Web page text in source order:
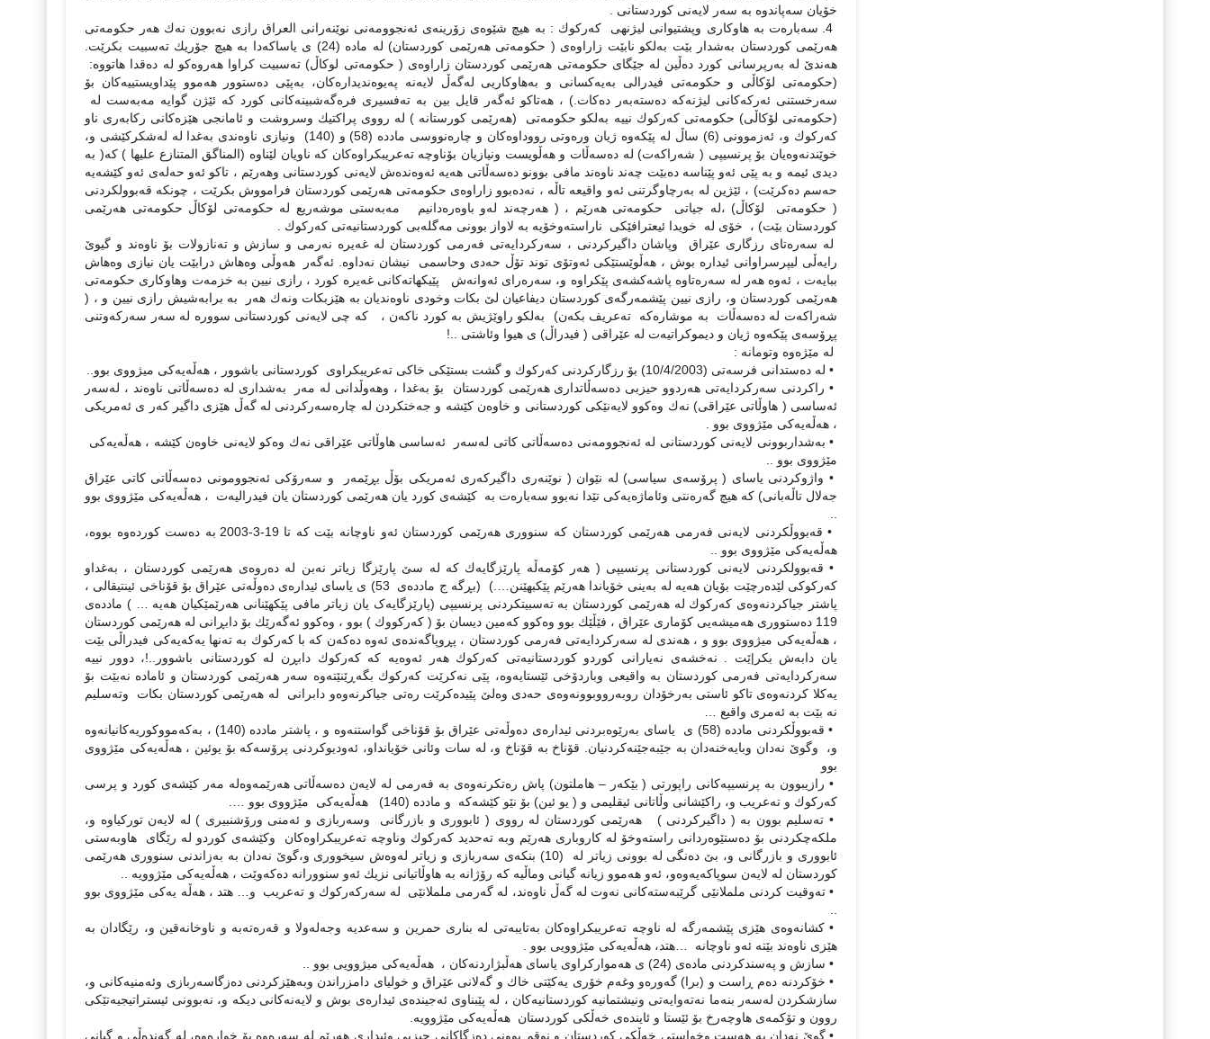
خۆیان سه‌پاندوه‌ به‌ سه‌ر لایه‌نی كوردستانی .
4. سه‌باره‌ت به‌ هاوكاری وپشتیوانی لیژنهی كه‌ركوك : به‌ هیچ شێوه‌ی‌ زۆرینه‌ی ئه‌نجوومه‌نی نوێنه‌رانی العراق رازی نه‌بوون نه‌ك هه‌ر حكومه‌تی
هه‌رێمی كوردستان به‌شدار بێت به‌لكو نابێت زاراوه‌ی ( حكومه‌تی هه‌رێمی كوردستان) له‌ ماده‌ (24) ی یاساكه‌دا ‌به‌ هیچ جۆریك ته‌سبیت بكرێت.
هه‌ندێ له‌ به‌رپرسانی كورد ده‌ڵین له‌ جێگای حكومه‌تی هه‌رێمی كوردستان زاراوه‌ی ( حكومه‌تی لوكاڵ) ته‌سبیت كراوا هه‌روه‌كو له‌ ده‌قدا هاتووه‌:
(حكومه‌تی لۆكاڵی و حكومه‌تی فیدرالی به‌یه‌كسانی و به‌هاوكاریی له‌گه‌ڵ لایه‌نه‌ په‌یوه‌ندیداره‌كان، به‌پێی ده‌ستوور هه‌موو پێداویستییه‌كان بۆ
سه‌رخستنی ئه‌ركه‌كانی لیژنه‌كه‌ ده‌سته‌به‌ر ده‌كات.) ، هه‌تاكو ئه‌گه‌ر قایل بین به‌ ته‌فسیری فره‌گه‌شبینه‌كانی كورد كه‌ ئێژن گوایه‌ مه‌به‌ست له‌
(حكومه‌تی لۆكاڵی) حكومه‌تی كه‌ركوك نییه‌ به‌لكو حكومه‌تی (هه‌رێمی كورستانه‌ ) له‌ رووی پراكتیك وسروشت و ئامانجی هێزه‌كانی ركابه‌ری ناو
كه‌ركوك و، ئه‌زموونی (6) ساڵ له‌ پێكه‌وه‌ ژیان وره‌وتی رووداوه‌كان و چاره‌نووسی مادده‌ (58) و (140) ونیازی ناوه‌ندی به‌غدا له‌ له‌شكركێشی و،
خوێندنه‌وه‌یان بۆ پرنسیپی ( شه‌راكه‌ت) له‌ ده‌سه‌ڵات و هه‌ڵویست ونیازیان بۆناوچه‌ ته‌عریبكراوه‌كان كه‌ ناویان لێناوه‌ (المناگق المتنازع علیها ) كه( به‌
دیدی ئیمه‌ و به‌ پێی ئه‌و پێناسه‌ ده‌بێت چه‌ند ناوه‌ند مافی بوونو ده‌سه‌ڵاتی هه‌یه‌ ئه‌وه‌نده‌ش لایه‌نی كوردستانی وهه‌رێم ، تاكو ئه‌و حه‌له‌ی ئه‌و كێشه‌یه‌
حه‌سم ده‌كرێت) ، ئێژین له‌ به‌رچاوگرتنی ئه‌و واقیعه‌ تاڵه‌ ، نه‌ده‌بوو زاراوه‌ی حكومه‌تی هه‌رێمی كوردستان فرامووش بكرێت ، چونكه‌ قه‌بوولكردنی
( حكومه‌تی لۆكاڵ) ،له‌ جیاتی حكومه‌تی هه‌رێم ، ( هه‌رچه‌ند له‌و باوه‌ره‌دانیم مه‌به‌ستی موشه‌ریع له‌ حكومه‌تی لۆكاڵ حكومه‌تی هه‌رێمی
كوردستان بێت) ، خۆی له‌ خویدا ئیعترافێكی ناراسته‌وخۆیه‌ به‌ لاواز بوونی مه‌گله‌بی كوردستانیه‌تی كه‌ركوك .
له‌ سه‌ره‌تای رزگاری عێراق وپاشان داگیركردنی ، سه‌ركردایه‌تی فه‌رمی كوردستان له‌ غه‌یره‌ نه‌رمی و سازش و ته‌نازولات بۆ ناوه‌ند و گیوێ
رایه‌ڵی لیپرسراوانی ئیداره‌ بوش ، هه‌ڵوێستێكی ئه‌وتۆی توند تۆڵ حه‌دی وحاسمی نیشان نه‌داوه‌. ئه‌گه‌ر ‌ هه‌وڵی وه‌هاش درابێت یان نیازی وه‌هاش
ببایه‌ت ، ئه‌وه‌ هه‌ر له‌ سه‌ره‌تاوه‌ پاشه‌كشه‌ی پێكراوه و، سه‌ره‌رای ئه‌وانه‌ش پێیكهاته‌كانی غه‌یره‌ كورد ، رازی نیین به‌ خزمه‌ت وهاوكاری حكومه‌تی
هه‌رێمی كوردستان و، رازی نیین پێشمه‌رگه‌ی كوردستان دیفاعیان لێ بكات وخودی ناوه‌ندیان به‌ هێزبكات ونه‌ك هه‌ر به‌ برابه‌شیش رازی نیین و ، (
شه‌راكه‌ت له‌ ده‌سه‌ڵات به‌ موشاره‌كه‌ ته‌عریف بكه‌ن) به‌لكو راوێژیش به‌ كورد ناكه‌ن ، كه‌ چی لایه‌نی كوردستانی سووره‌ له‌ سه‌ر سه‌ركه‌وتنی
پڕۆسه‌ی پێكه‌وه‌ ژیان و دیموكراتیه‌ت له‌ عێراقی ( فیدراڵ) ی هیوا وئاشتی ..!
له‌ مێژه‌وه‌‌ وتومانه‌ :
• له‌ ده‌ستدانی فرسه‌تی (10/4/2003) بۆ رزگاركردنی كه‌ركوك و گشت بستێكی خاكی ته‌عریبكراوی كوردستانی باشوور ، هه‌ڵه‌یه‌كی میژووی بوو..
• راكردنی سه‌ركردایه‌تی هه‌ردوو حیزبی ده‌سه‌ڵاتداری هه‌رێمی كوردستان بۆ به‌غدا ، وهه‌وڵدانی له‌ مه‌ر به‌شداری له‌ ده‌سه‌ڵاتی ناوه‌ند ، له‌سه‌ر
ئه‌ساسی ( هاوڵاتی عێراقی) نه‌ك وه‌كوو لایه‌نێكی كوردستانی و خاوه‌ن كێشه‌ و جه‌ختكردن له‌ چاره‌سه‌ركردنی له‌ گه‌ڵ هێزی داگیر كه‌ر ی ئه‌مریكی
، هه‌ڵه‌یه‌كی مێژووی بوو .
• به‌شداربوونی لایه‌نی كوردستانی له‌ ئه‌نجوومه‌نی ده‌سه‌ڵاتی كاتی له‌سه‌ر ئه‌ساسی هاوڵاتی عێراقی نه‌ك وه‌كو لایه‌نی خاوه‌ن كێشه‌ ، هه‌ڵه‌یه‌كی
مێژووی بوو ..
• واژوكردنی یاسای ( پرۆسه‌ی سیاسی) له‌ نێوان ( نوێنه‌ری داگیركه‌ری ئه‌مریكی بۆڵ بڕێمه‌ر و سه‌رۆكی ئه‌نجوومونی ده‌سه‌ڵاتی كاتی عێراق
جه‌لال تاڵه‌بانی) كه‌ هیچ گه‌ره‌نتی وئاماژه‌یه‌كی تێدا نه‌بوو سه‌باره‌ت به‌ ‌ كێشه‌ی كورد یان هه‌رێمی كوردستان یان فیدرالیه‌ت ، هه‌ڵه‌یه‌كی مێژووی بوو
• قه‌بووڵكردنی لایه‌نی فه‌رمی هه‌رێمی كوردستان كه‌ سنووری هه‌رێمی‌ كوردستان ئه‌و ناوچانه‌ بێت كه‌ تا 19-3-2003 به‌ ده‌ست كورده‌وه‌ بووه‌،
هه‌ڵه‌یه‌كی مێژووی بوو ..
• قه‌بوولكردنی لایه‌نی كوردستانی پرنسیپی ( هه‌ر كۆمه‌ڵه‌ پارێزگایه‌ك كه‌ له‌ سێ پارێزگا زیاتر نه‌بن له‌ ده‌روه‌ی هه‌رێمی كوردستان ، به‌غداو
كه‌‌ركوكی لێده‌رچێت بۆیان هه‌یه‌ له‌ به‌ینی خۆیاندا هه‌رێم پێكبهێنن….) (بڕگه‌ ج مادده‌ی 53) ی یاسای ئیداره‌ی ده‌وڵه‌تی عێراق بۆ قۆناخی ئینتیقالی ،
پاشتر جیاكردنه‌وه‌ی كه‌ركوك له‌ هه‌رێمی كوردستان به‌ ته‌سبیتكردنی پرنسیپی (پارێزگایەک یان زیاتر مافى پێکهێنانى هەرێمێکیان هەیە … ) مادده‌ی
119 ده‌ستووری هه‌میشه‌یی كۆماری عێراق ، فێڵێك بوو وه‌كوو كه‌مین دیسان بۆ ( كه‌ركووك ) بوو ، وه‌كوو ئه‌گه‌رێك بۆ دابڕانی له‌ هه‌رێمی كوردستان
، هه‌ڵه‌یه‌كی میژووی بوو و ، هه‌ندی له‌ سه‌ركردایه‌تی فه‌رمی كوردستان ، پڕوپاگه‌نده‌ی ئه‌وه‌ ده‌كه‌ن كه‌ با كه‌ركوك به‌ ته‌نها یه‌كه‌یه‌كی فیدراڵی بێت
یان دابه‌ش بكر|ێت . نه‌خشه‌ی‌ نه‌یارانی كوردو كوردستانیه‌تی كه‌ركوك هه‌ر ئه‌وه‌یه‌ كه‌ كه‌ركوك دابڕن له‌ كوردستانی باشوور..!، دوور نییه‌
سه‌ركردایه‌تی فه‌رمی كوردستان به‌ واقیعی وباردۆخی ئێستایه‌وه‌، پێی نه‌كرێت كه‌ركوك بگه‌ڕێنێته‌وه‌ سه‌ر هه‌رێمی كوردستان و ئاماده‌ نه‌بێت بۆ
یه‌كلا كردنه‌وه‌ی تاكو ئاستی به‌رخۆدان روبه‌رووبوونه‌وه‌ی حه‌دی‌ وه‌لێ پێیده‌كرێت ره‌تی جیاكرنه‌وه‌و دابرانی له‌ هه‌رێمی كوردستان بكات وته‌سلیم
نه‌ بێت به‌ ئه‌مری واقیع …
• قه‌بووڵكردنی مادده‌ (58) ی یاسای به‌رێوه‌بردنی ئیداره‌ی ده‌وڵه‌تی عێراق بۆ قۆناخی گواستنه‌وه‌ و ، پاشتر مادده‌ (140) ، به‌كه‌مووكوریه‌كانیانه‌وه‌
و، وگوێ نه‌دان و‌بایه‌‌خنه‌دان به‌ جێبه‌جێنه‌كردنیان. قۆناخ به‌ قۆناخ و، له‌ سات وئانی خۆیانداو، ئه‌ودیوكردنی پرۆسه‌كه‌ بۆ یوئین ، هه‌ڵه‌یه‌كی مێژووی
بوو
• رازیبوون به‌ پرنسیپه‌كانی راپورتی ( بێكه‌ر – هاملتون) پاش ره‌تكرنه‌وه‌ی به‌ فه‌رمی له‌ لایه‌ن ده‌سه‌ڵاتی هه‌رێمه‌وه‌له‌ مه‌ر كێشه‌ی كورد و پرسی
كه‌ركوك و ته‌عریب و، راكێشانی وڵاتانی ئیقلیمی و ( یو ئین) بۆ نێو كێشه‌كه‌ و مادده‌ (140) هه‌ڵه‌یه‌كی مێژووی بوو ….
• ته‌سلیم بوون به‌ ( داگیركردنی ) هه‌رێمی كوردستان له‌ رووی ( ئابووری و بازرگانی وسه‌ربازی و ئه‌منی ورۆشنبیری ) له‌ لایه‌ن توركیاوه و،
ملكه‌چكردنی بۆ ده‌ستێوه‌ردانی راسته‌وخۆ له‌ كاروباری هه‌رێم وبه‌ ته‌حدید كه‌ركوك وناوچه‌ ته‌عریبكراوه‌كان وكێشه‌ی كوردو له‌ رێگای هاوبه‌ستی
ئابووری و بازرگانی‌ و، بێ ده‌نگی له‌ بوونی زیاتر له‌ (10) بنكه‌ی سه‌ربازی و زیاتر له‌وه‌ش سیخووری و،گوێ نه‌دان به‌ به‌زاندنی سنووری هه‌رێمی
كوردستان له‌ لایه‌ن سوپاكه‌یه‌وه‌و، ئه‌و هه‌موو زیانه‌ گیانی وماڵیه‌ كه‌ رۆژانه به‌ هاوڵاتیانی نزیك ئه‌و سنوورانه ‌ده‌كه‌وێت ، هه‌ڵه‌یه‌كی مێژوویه‌ ..‌
• ته‌وقیت كردنی ململانێی گرێبه‌سته‌كانی نه‌وت له‌ گه‌ڵ ناوه‌ند، له‌ گه‌رمی ململانێی له‌ سه‌ركه‌ركوك و ته‌عریب و… هتد ، هه‌‌ڵه یه‌كی مێژووی بوو
• كشانه‌وه‌ی هێزی پێشمه‌رگه‌ له‌ ناوچه‌ ته‌عریبكراوه‌كان به‌تایبه‌تی له‌ بناری حمرین و سه‌عدیه‌ وجه‌له‌ولا و قه‌ره‌ته‌به‌ و ناوخانه‌قین و، رێگادان به‌
هێزی ناوه‌ند بێته‌ ئه‌و ناوچانه‌ …هتد، هه‌ڵه‌یه‌كی مێژوویی بوو .
• سازش و په‌سندكردنی ماده‌ی (24) ی هه‌مواركراوی یاسای هه‌ڵبژاردنه‌كان ، هه‌ڵه‌یه‌كی میژوویی بوو ..
• خۆكردنه‌ ده‌م ڕاست و (برا) گه‌و‌‌ره‌و وغه‌م خۆری یه‌كێتی خاك و گه‌لانی عێراق و خولیای دامزراندن وبه‌هێزكردنی ده‌زگاسه‌ربازی وئه‌منیه‌كانی و،
سازشكردن له‌سه‌ر بنه‌ما نه‌ته‌وایه‌تی ونیشتمانیه‌ كوردستانیه‌كان ، له‌ پێبناوی ئه‌جینده‌ی ئیداره‌ی بوش و لایه‌نه‌كانی دیكه‌ و، نه‌بوونی ئیستراتیجیه‌تێكی
روون و تۆكمه‌ی هاوچه‌رخ بۆ ئێستا و ئاینده‌ی خه‌ڵكی كوردستان هه‌ڵه‌یه‌كی مێژوویه‌.
• گوێ نه‌دان به‌ هه‌ست وخواستی خه‌ڵكی كوردستان و نوقم بوونی ده‌زگاكانی حیزبی وئیداری هه‌رێم له‌ سه‌ره‌وه‌ بۆ خواره‌وه‌‌، له‌ گه‌نده‌ڵی و گیانی